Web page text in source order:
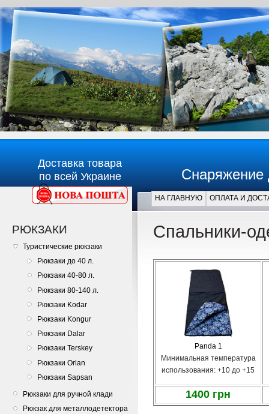
Доставка товара
по всей Украине
Снаряжение
НА ГЛАВНУЮ ОПЛАТА И
РЮКЗАКИ
Туристические рюкзаки
Рюкзаки до 40 л.
Рюкзаки 40-80 л.
Рюкзаки 80-140 л.
Рюкзаки Kodar
Рюкзаки Kongur
Рюкзаки Dalar
Рюкзаки Terskey
Рюкзаки Orlan
Рюкзаки Sapsan
Рюкзаки для ручной клади
Рюкзак для металлодетектора
Главная
Спальники-
Panda 1
Минимальная температура
использования: +10 до +15
1400 грн